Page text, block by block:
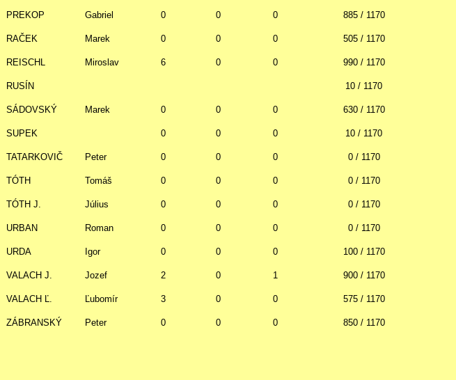
PREKOP Gabriel 0 0 0 885 / 1170
RAČEK Marek 0 0 0 505 / 1170
REISCHL Miroslav 6 0 0 990 / 1170
RUSÍN 10 / 1170
SÁDOVSKÝ Marek 0 0 0 630 / 1170
SUPEK 0 0 0 10 / 1170
TATARKOVIČ Peter 0 0 0 0 / 1170
TÓTH Tomáš 0 0 0 0 / 1170
TÓTH J. Július 0 0 0 0 / 1170
URBAN Roman 0 0 0 0 / 1170
URDA Igor 0 0 0 100 / 1170
VALACH J. Jozef 2 0 1 900 / 1170
VALACH Ľ. Ľubomír 3 0 0 575 / 1170
ZÁBRANSKÝ Peter 0 0 0 850 / 1170